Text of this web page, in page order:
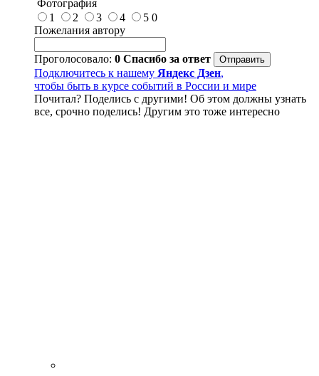
Фотография
1
2 3 4 5 0
Пожелания автору
Проголосовало: 0 Спасибо за ответ
Подключитесь к нашему Яндекс Дзен,
чтобы быть в курсе событий в России и мире
Почитал? Поделись с другими! Об этом должны узнать
все, срочно поделись! Другим это тоже интересно